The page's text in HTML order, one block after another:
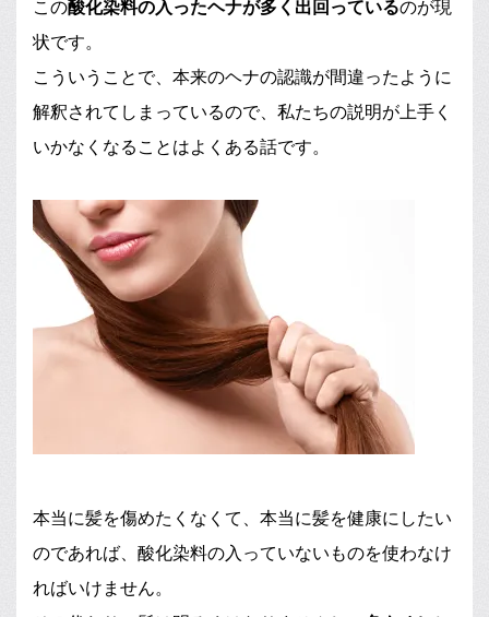
この酸化染料の入ったヘナが多く出回っているのが現
状です。
こういうことで、本来のヘナの認識が間違ったように
解釈されてしまっているので、私たちの説明が上手く
いかなくなることはよくある話です。
本当に髪を傷めたくなくて、本当に髪を健康にしたい
のであれば、酸化染料の入っていないものを使わなけ
ればいけません。